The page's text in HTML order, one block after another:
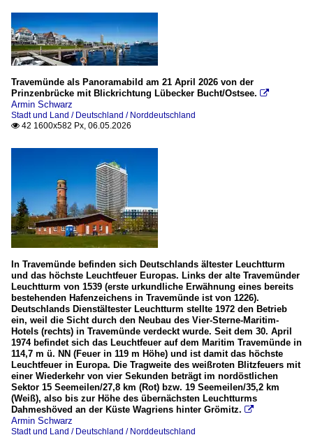
Travemünde als Panoramabild am 21 April 2026 von der
Prinzenbrücke mit Blickrichtung Lübecker Bucht/Ostsee. 
Armin Schwarz
Stadt und Land / Deutschland / Norddeutschland
 42 1600x582 Px, 06.05.2026
In Travemünde befinden sich Deutschlands ältester Leuchtturm
und das höchste Leuchtfeuer Europas. Links der alte Travemünder
Leuchtturm von 1539 (erste urkundliche Erwähnung eines bereits
bestehenden Hafenzeichens in Travemünde ist von 1226).
Deutschlands Dienstältester Leuchtturm stellte 1972 den Betrieb
ein, weil die Sicht durch den Neubau des Vier-Sterne-Maritim-
Hotels (rechts) in Travemünde verdeckt wurde. Seit dem 30. April
1974 befindet sich das Leuchtfeuer auf dem Maritim Travemünde in
114,7 m ü. NN (Feuer in 119 m Höhe) und ist damit das höchste
Leuchtfeuer in Europa. Die Tragweite des weißroten Blitzfeuers mit
einer Wiederkehr von vier Sekunden beträgt im nordöstlichen
Sektor 15 Seemeilen/27,8 km (Rot) bzw. 19 Seemeilen/35,2 km
(Weiß), also bis zur Höhe des übernächsten Leuchtturms
Dahmeshöved an der Küste Wagriens hinter Grömitz. 
Armin Schwarz
Stadt und Land / Deutschland / Norddeutschland